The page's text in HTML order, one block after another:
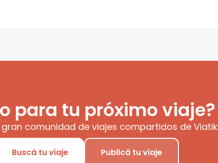
para tu próximo viaje?
gran comunidad de viajes compartidos de Viatik
Buscá tu viaje Publicá tu viaje